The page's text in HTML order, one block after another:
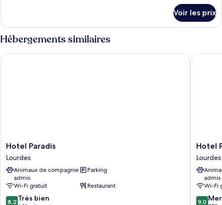
le
type
de
chambre
Chambre
Voir les prix
Hébergements similaires
Hotel
Paradis
Lourdes
Hotel Paradis
Lourdes
Animaux de compagnie
admis
Parking
Wi-Fi gratuit
Restaurant
8.2
8,2 Très bien
Hotel Paradis
Hotel
Padoue
Lourdes
Hotel
Lourdes
admis
Wi-Fi
9.0
9,0
Hotel